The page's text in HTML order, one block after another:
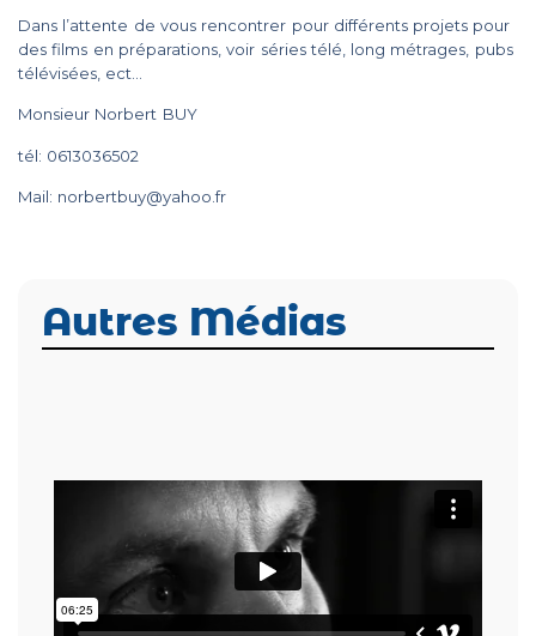
Dans l’attente de vous rencontrer pour différents projets pour
des films en préparations, voir séries télé, long métrages, pubs
télévisées, ect…
Monsieur Norbert BUY
tél: 0613036502
Mail: norbertbuy@yahoo.fr
Autres Médias